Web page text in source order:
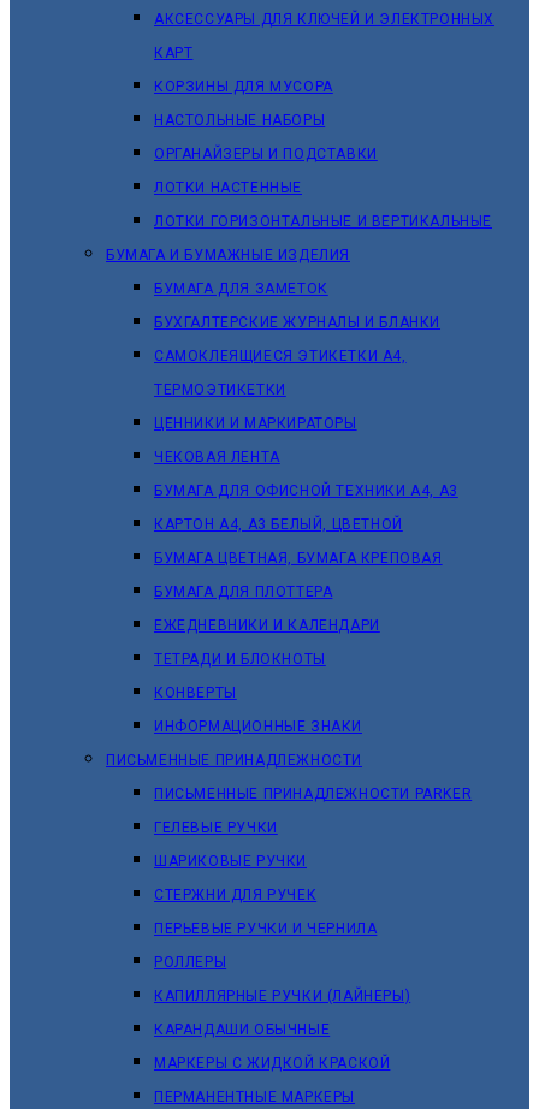
АКСЕССУАРЫ ДЛЯ КЛЮЧЕЙ И ЭЛЕКТРОННЫХ
КАРТ
КОРЗИНЫ ДЛЯ МУСОРА
НАСТОЛЬНЫЕ НАБОРЫ
ОРГАНАЙЗЕРЫ И ПОДСТАВКИ
ЛОТКИ НАСТЕННЫЕ
ЛОТКИ ГОРИЗОНТАЛЬНЫЕ И ВЕРТИКАЛЬНЫЕ
БУМАГА И БУМАЖНЫЕ ИЗДЕЛИЯ
БУМАГА ДЛЯ ЗАМЕТОК
БУХГАЛТЕРСКИЕ ЖУРНАЛЫ И БЛАНКИ
САМОКЛЕЯЩИЕСЯ ЭТИКЕТКИ А4,
ТЕРМОЭТИКЕТКИ
ЦЕННИКИ И МАРКИРАТОРЫ
ЧЕКОВАЯ ЛЕНТА
БУМАГА ДЛЯ ОФИСНОЙ ТЕХНИКИ А4, А3
КАРТОН А4, А3 БЕЛЫЙ, ЦВЕТНОЙ
БУМАГА ЦВЕТНАЯ, БУМАГА КРЕПОВАЯ
БУМАГА ДЛЯ ПЛОТТЕРА
ЕЖЕДНЕВНИКИ И КАЛЕНДАРИ
ТЕТРАДИ И БЛОКНОТЫ
КОНВЕРТЫ
ИНФОРМАЦИОННЫЕ ЗНАКИ
ПИСЬМЕННЫЕ ПРИНАДЛЕЖНОСТИ
ПИСЬМЕННЫЕ ПРИНАДЛЕЖНОСТИ PARKER
ГЕЛЕВЫЕ РУЧКИ
ШАРИКОВЫЕ РУЧКИ
СТЕРЖНИ ДЛЯ РУЧЕК
ПЕРЬЕВЫЕ РУЧКИ И ЧЕРНИЛА
РОЛЛЕРЫ
КАПИЛЛЯРНЫЕ РУЧКИ (ЛАЙНЕРЫ)
КАРАНДАШИ ОБЫЧНЫЕ
МАРКЕРЫ C ЖИДКОЙ КРАСКОЙ
ПЕРМАНЕНТНЫЕ МАРКЕРЫ